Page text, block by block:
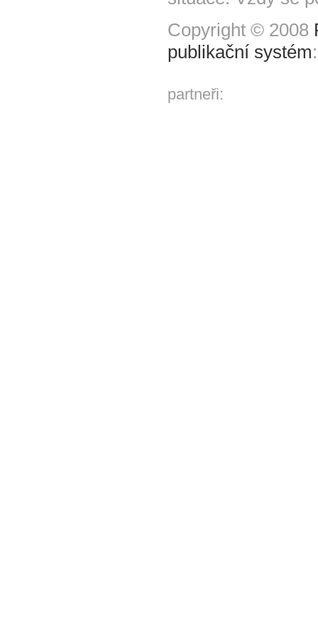
Copyright © 2008
publikační systém
partneři: